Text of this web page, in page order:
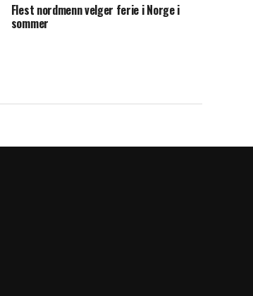
Flest nordmenn velger ferie i Norge i
sommer